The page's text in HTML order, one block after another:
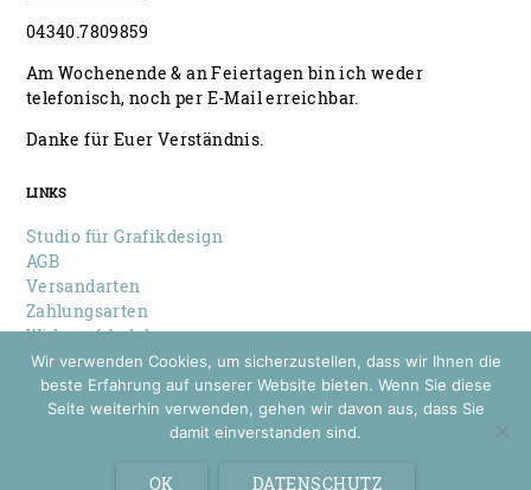
04340.7809859
Am Wochenende & an Feiertagen bin ich weder
telefonisch, noch per E-Mail erreichbar.
Danke für Euer Verständnis.
LINKS
Studio für Grafikdesign
AGB
Versandarten
Zahlungsarten
Widerrufsbelehrung
Datenschutz
Impressum
© 2026 Louise Wiese
Wir verwenden Cookies, um sicherzustellen, dass wir Ihnen die
beste Erfahrung auf unserer Website bieten. Wenn Sie diese
Seite weiterhin verwenden, gehen wir davon aus, dass Sie
damit einverstanden sind.
OK DATENSCHUTZ